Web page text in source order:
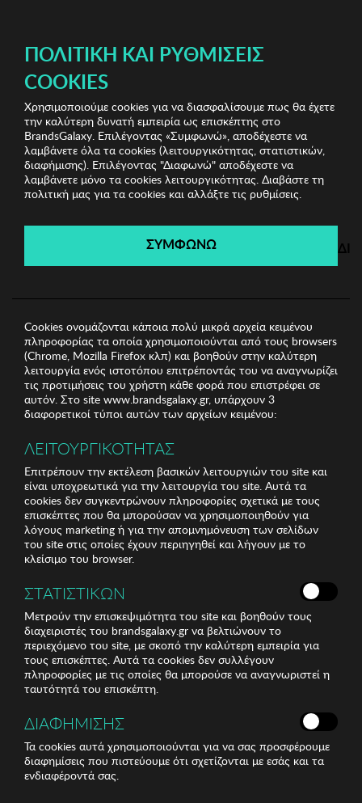
Fashion Bazaar Vol.1 Γυναικεία φορέματα
Γυναικείο
Μπλουζοφόρεμα MARISTEL
Fashion Bazaar Vol.1
Λήγει σε: 01ημέρες | 19ώρες 53λεπτά 42δευτ.
ΠΟΛΙΤΙΚΉ ΚΑΙ ΡΥΘΜΊΣΕΙΣ
COOKIES
Χρησιμοποιούμε cookies για να διασφαλίσουμε πως θα έχετε
την καλύτερη δυνατή εμπειρία ως επισκέπτης στο
BrandsGalaxy. Επιλέγοντας «Συμφωνώ», αποδέχεστε να
λαμβάνετε όλα τα cookies (λειτουργικότητας, στατιστικών,
διαφήμισης). Επιλέγοντας "Διαφωνώ" αποδέχεστε να
λαμβάνετε μόνο τα cookies λειτουργικότητας. Διαβάστε τη
πολιτική μας για τα cookies και αλλάξτε τις ρυθμίσεις.
ΣΥΜΦΩΝΩ
Cookies ονομάζονται κάποια πολύ μικρά αρχεία κειμένου
πληροφορίας τα οποία χρησιμοποιούνται από τους browsers
(Chrome, Mozilla Firefox κλπ) και βοηθούν στην καλύτερη
λειτουργία ενός ιστοτόπου επιτρέποντάς του να αναγνωρίζει
τις προτιμήσεις του χρήστη κάθε φορά που επιστρέφει σε
αυτόν. Στο site www.brandsgalaxy.gr, υπάρχουν 3
διαφορετικοί τύποι αυτών των αρχείων κειμένου:
ΛΕΙΤΟΥΡΓΙΚΟΤΗΤΑΣ
Επιτρέπουν την εκτέλεση βασικών λειτουργιών του site και
είναι υποχρεωτικά για την λειτουργία του site. Αυτά τα
cookies δεν συγκεντρώνουν πληροφορίες σχετικά με τους
επισκέπτες που θα μπορούσαν να χρησιμοποιηθούν για
λόγους marketing ή για την απομνημόνευση των σελίδων
του site στις οποίες έχουν περιηγηθεί και λήγουν με το
κλείσιμο του browser.
ΣΤΑΤΙΣΤΙΚΩΝ
Μετρούν την επισκεψιμότητα του site και βοηθούν τους
διαχειριστές του brandsgalaxy.gr να βελτιώνουν το
περιεχόμενο του site, με σκοπό την καλύτερη εμπειρία για
τους επισκέπτες. Αυτά τα cookies δεν συλλέγουν
πληροφορίες με τις οποίες θα μπορούσε να αναγνωριστεί η
ταυτότητά του επισκέπτη.
ΔΙΑΦΗΜΙΣΗΣ
Τα cookies αυτά χρησιμοποιούνται για να σας προσφέρουμε
διαφημίσεις που πιστεύουμε ότι σχετίζονται με εσάς και τα
ενδιαφέροντά σας.